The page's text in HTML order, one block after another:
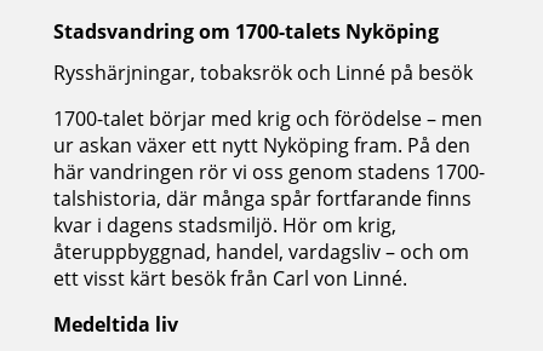
Stadsvandring om 1700-talets Nyköping
Rysshärjningar, tobaksrök och Linné på besök
1700-talet börjar med krig och förödelse – men
ur askan växer ett nytt Nyköping fram. På den
här vandringen rör vi oss genom stadens 1700-
talshistoria, där många spår fortfarande finns
kvar i dagens stadsmiljö. Hör om krig,
återuppbyggnad, handel, vardagsliv – och om
ett visst kärt besök från Carl von Linné.
Medeltida liv